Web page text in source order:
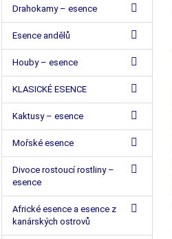
Drahokamy – esence
Esence andělů
Houby – esence
KLASICKÉ ESENCE
Kaktusy – esence
Mořské esence
Divoce rostoucí rostliny –
esence
Africké esence a esence z
kanárských ostrovů